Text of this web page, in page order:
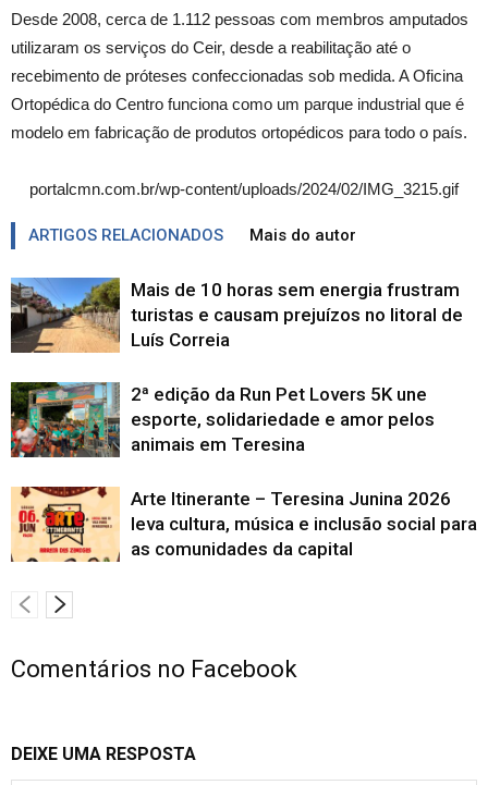
Desde 2008, cerca de 1.112 pessoas com membros amputados
utilizaram os serviços do Ceir, desde a reabilitação até o
recebimento de próteses confeccionadas sob medida. A Oficina
Ortopédica do Centro funciona como um parque industrial que é
modelo em fabricação de produtos ortopédicos para todo o país.
portalcmn.com.br/wp-content/uploads/2024/02/IMG_3215.gif
ARTIGOS RELACIONADOS Mais do autor
Mais de 10 horas sem energia frustram
turistas e causam prejuízos no litoral de
Luís Correia
2ª edição da Run Pet Lovers 5K une
esporte, solidariedade e amor pelos
animais em Teresina
Arte Itinerante – Teresina Junina 2026
leva cultura, música e inclusão social para
as comunidades da capital
Comentários no Facebook
DEIXE UMA RESPOSTA